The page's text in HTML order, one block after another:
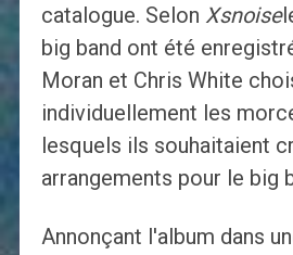
catalogue. Selon Xsnoise
big band ont été
Moran et Chris White
individuellement les
lesquels ils souhaitaient
arrangements pour le big
Annonçant l'album dans